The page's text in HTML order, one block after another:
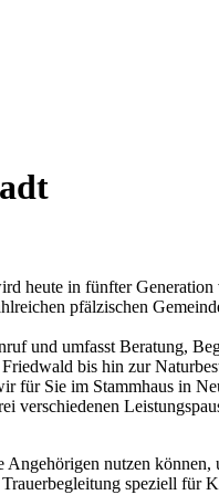
heute in fünfter
pfälzischen
und umfasst Beratung,
bis hin zur
für Sie im Stammhaus in
verschiedenen
Angehörigen nutzen
speziell für